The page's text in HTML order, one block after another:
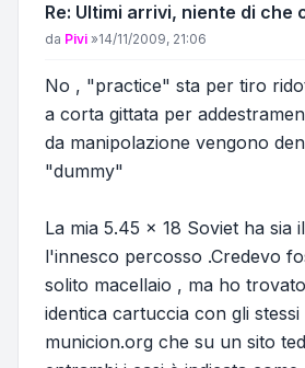
Re: Ultimi arrivi, niente di che
Messaggio
da Pivi »14/11/2009, 21:06
No , "practice" sta per tiro
a corta gittata per
da manipolazione vengono
"dummy"
La mia 5.45 x 18 Soviet ha sia
l'innesco percosso .Credevo
solito macellaio , ma ho
identica cartuccia con gli
municion.org che su un sito